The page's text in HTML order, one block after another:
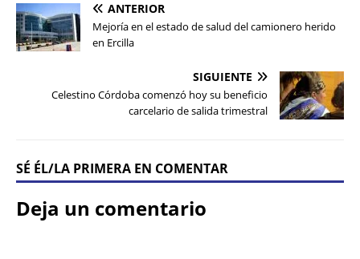
ANTERIOR
Mejoría en el estado de salud del camionero herido
en Ercilla
SIGUIENTE
Celestino Córdoba comenzó hoy su beneficio
carcelario de salida trimestral
SÉ ÉL/LA PRIMERA EN COMENTAR
Deja un comentario